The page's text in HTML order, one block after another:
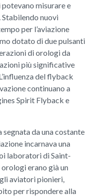
misurare e
Stabilendo nuovi
per l’aviazione
dotato di due pulsanti
di orologi da
più significative
del flyback
continuano a
Spirit Flyback e
segnata da una costante
incarnava una
laboratori di Saint-
orologi erano già un
aviatori pionieri,
per rispondere alla